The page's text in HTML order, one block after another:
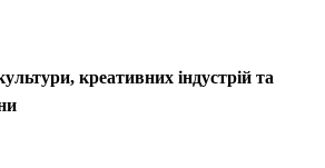
креативних індустрій та